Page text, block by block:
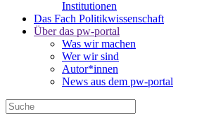
Institutionen
Das Fach Politikwissenschaft
Über das pw-portal
Was wir machen
Wer wir sind
Autor*innen
News aus dem pw-portal